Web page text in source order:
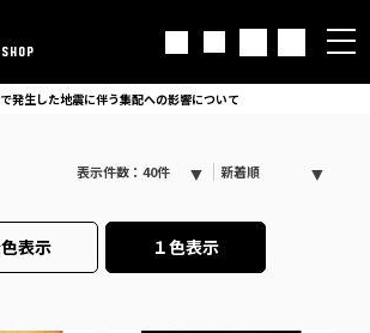
発生した地震に伴う集配への影響について
表示件数：40件 新着順
表示 １色表示